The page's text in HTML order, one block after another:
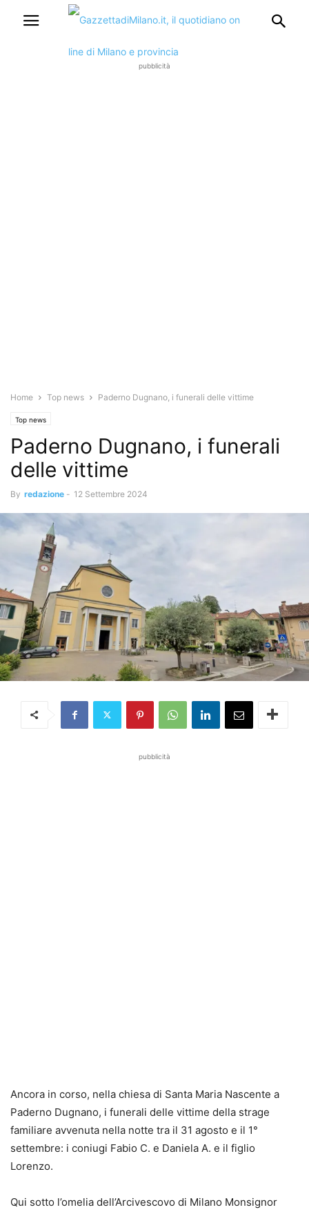
pubblicità
Home Top news Paderno Dugnano, i funerali delle vittime
Top news
Paderno Dugnano, i funerali
delle vittime
By redazione - 12 Settembre 2024
pubblicità
Ancora in corso, nella chiesa di Santa Maria Nascente a
Paderno Dugnano, i funerali delle vittime della strage
familiare avvenuta nella notte tra il 31 agosto e il 1°
settembre: i coniugi Fabio C. e Daniela A. e il figlio
Lorenzo.
Qui sotto l’omelia dell’Arcivescovo di Milano Monsignor